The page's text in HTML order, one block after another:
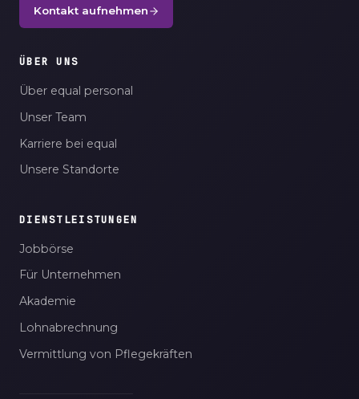
Kontakt aufnehmen
ÜBER UNS
Über equal personal
Unser Team
Karriere bei equal
Unsere Standorte
DIENSTLEISTUNGEN
Jobbörse
Für Unternehmen
Akademie
Lohnabrechnung
Vermittlung von Pflegekräften